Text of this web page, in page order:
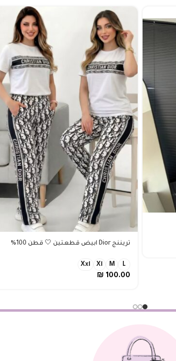
تريننج Dior ابيض قطعتين 🤍 قطن 100%
L
M
Xl
Xxl
₪ 100.00